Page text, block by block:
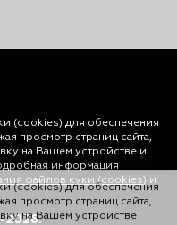
(cookies) для обеспечения
просмотр страниц сайта,
на Вашем устройстве и
информация
файлов куки (cookies) и
2026.
(cookies) для обеспечения
просмотр страниц сайта,
на Вашем устройстве
информация
файлов куки (cookies)